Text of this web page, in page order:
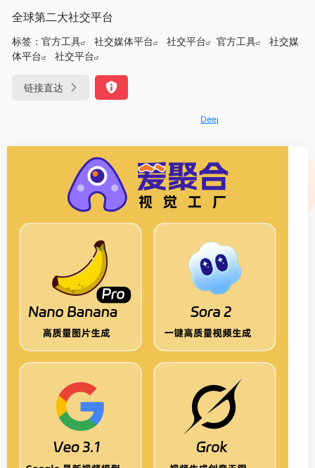
全球第二大社交平台
标签： 官方工具 社交媒体平台 社交平台 官方工具
社交媒
体平台
社交平台
链接直达
DeepSeek-R1、V3满血版免费用！-